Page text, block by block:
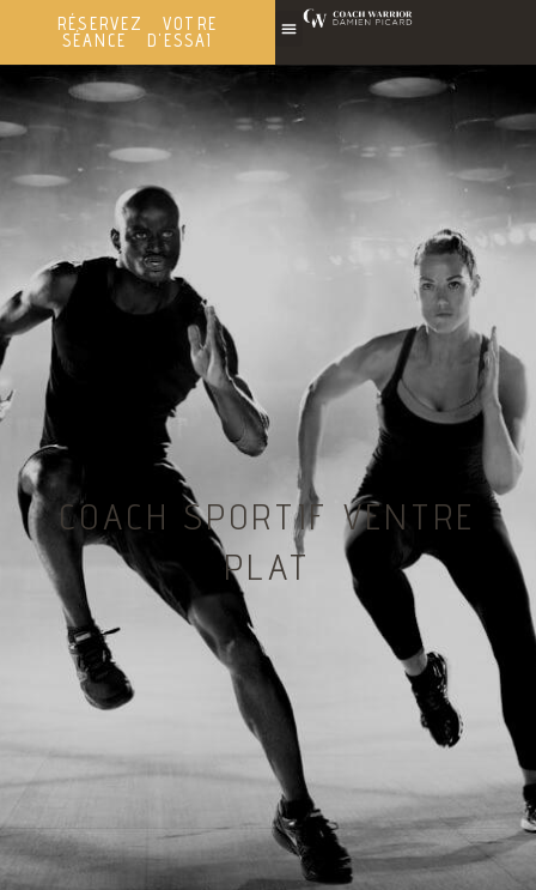
RÉSERVEZ VOTRE
SÉANCE D'ESSAI
COACH SPORTIF VENTRE
PLAT